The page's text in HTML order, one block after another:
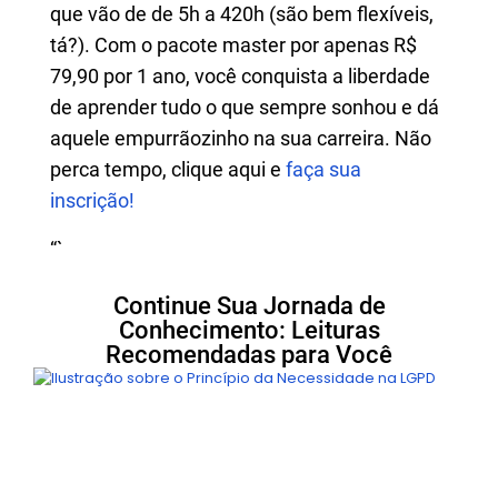
que vão de de 5h a 420h (são bem flexíveis,
tá?). Com o pacote master por apenas R$
79,90 por 1 ano, você conquista a liberdade
de aprender tudo o que sempre sonhou e dá
aquele empurrãozinho na sua carreira. Não
perca tempo, clique aqui e faça sua
inscrição!
“`
Continue Sua Jornada de
Conhecimento: Leituras
Recomendadas para Você